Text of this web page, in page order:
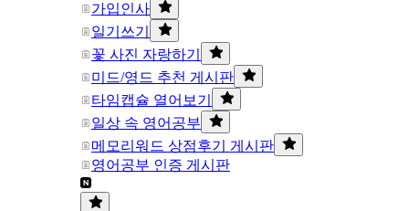
가입인사
일기쓰기
꽃 사진 자랑하기
미드/영드 추천 게시판
타임캡슐 열어보기
일상 속 영어공부
메모리워드 상점후기 게시판
영어공부 인증 게시판